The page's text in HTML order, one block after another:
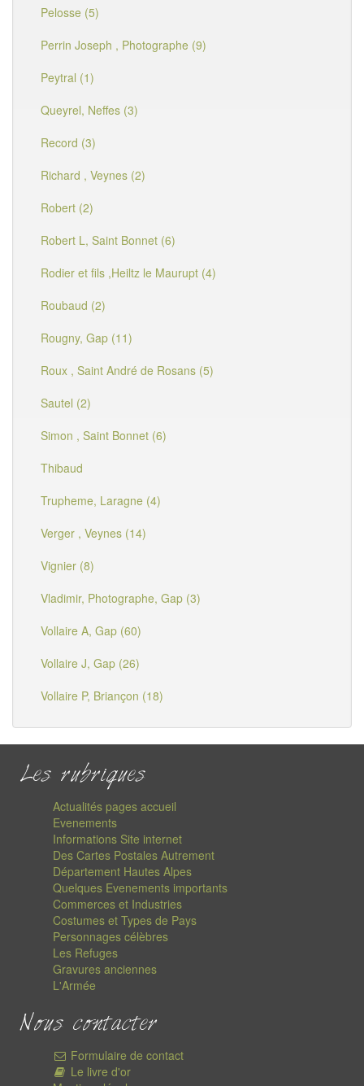
Pelosse (5)
Perrin Joseph , Photographe (9)
Peytral (1)
Queyrel, Neffes (3)
Record (3)
Richard , Veynes (2)
Robert (2)
Robert L, Saint Bonnet (6)
Rodier et fils ,Heiltz le Maurupt (4)
Roubaud (2)
Rougny, Gap (11)
Roux , Saint André de Rosans (5)
Sautel (2)
Simon , Saint Bonnet (6)
Thibaud
Trupheme, Laragne (4)
Verger , Veynes (14)
Vignier (8)
Vladimir, Photographe, Gap (3)
Vollaire A, Gap (60)
Vollaire J, Gap (26)
Vollaire P, Briançon (18)
Les rubriques
Actualités pages accueil
Evenements
Informations Site internet
Des Cartes Postales Autrement
Département Hautes Alpes
Quelques Evenements importants
Commerces et Industries
Costumes et Types de Pays
Personnages célèbres
Les Refuges
Gravures anciennes
L'Armée
Nous contacter
Formulaire de contact
Le livre d'or